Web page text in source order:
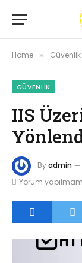
Home » Güvenlik
GÜVENLIK
IIS
Byadmin
Yorum